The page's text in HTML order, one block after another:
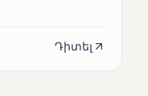
Դիտել